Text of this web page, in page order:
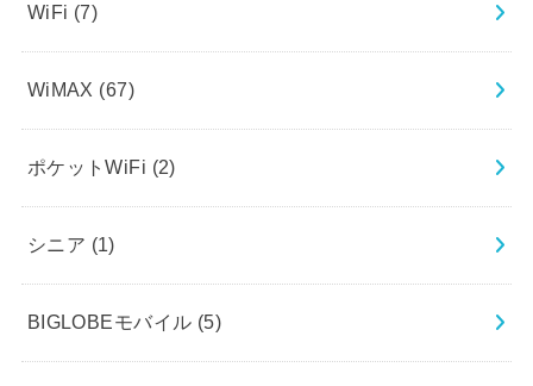
WiFi (7)
WiMAX (67)
ポケットWiFi (2)
シニア (1)
BIGLOBEモバイル (5)